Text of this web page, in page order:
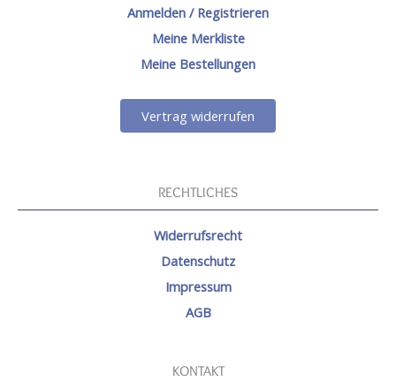
Anmelden / Registrieren
Meine Merkliste
Meine Bestellungen
Vertrag widerrufen
RECHTLICHES
Widerrufsrecht
Datenschutz
Impressum
AGB
KONTAKT